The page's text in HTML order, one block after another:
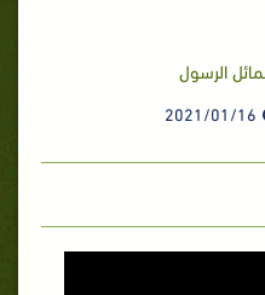
الرسول
2021/01/16